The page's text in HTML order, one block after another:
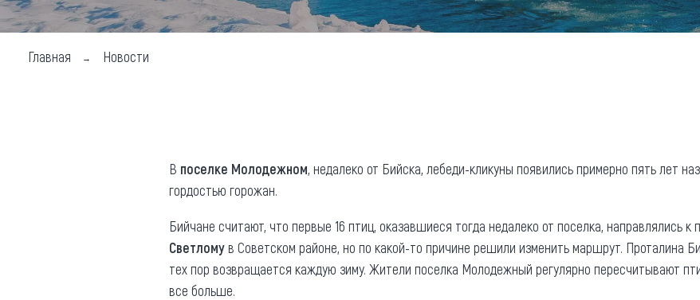
Объекты истории и культуры
Объекты развлечений
Аудиогид
Мой маршрут
Придорожные кафе
Карта
Что привезти (сувениры)
О регионе
Как добраться
Люди, прославившие
Карты и буклеты
Главная Новости
В поселке Молодежном, недалеко от Бийска, лебеди-кликуны появились примерно пять лет
гордостью горожан.
Бийчане считают, что первые 16 птиц, оказавшиеся тогда недалеко от поселка, направлялись к
Светломув Советском районе, но по какой-то причине решили изменить маршрут. Проталина
тех пор возвращается каждую зиму. Жители поселка Молодежный регулярно пересчитывают
все больше.